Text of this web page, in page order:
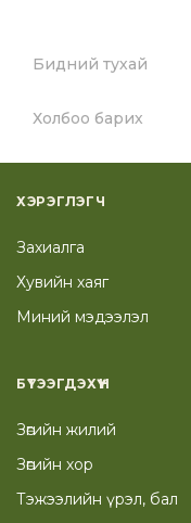
Бидний тухай
Холбоо барих
ХЭРЭГЛЭГЧ
Захиалга
Хувийн хаяг
Миний мэдээлэл
БҮТЭЭГДЭХҮҮН
Зөгийн жилий
Зөгийн хор
Тэжээлийн үрэл, бал